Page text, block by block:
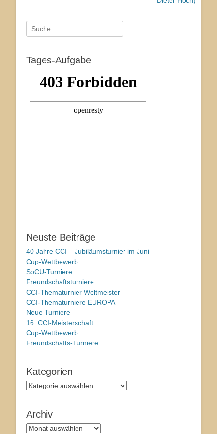
Suche
nach:
Tages-Aufgabe
Neuste Beiträge
40 Jahre CCI – Jubiläumsturnier im Juni
Cup-Wettbewerb
SoCU-Turniere
Freundschaftsturniere
CCI-Thematurnier Weltmeister
CCI-Thematurniere EUROPA
Neue Turniere
16. CCI-Meisterschaft
Cup-Wettbewerb
Freundschafts-Turniere
Kategorien
Kategorien
Archiv
Archiv